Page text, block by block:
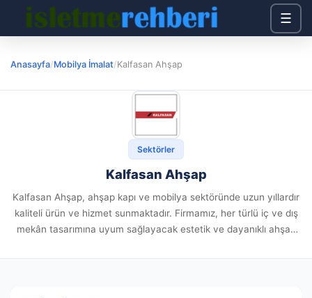
☰
Anasayfa/Mobilya İmalat/Kalfasan Ahşap
Sektörler
Kalfasan Ahşap
Kalfasan Ahşap, ahşap kapı ve mobilya sektöründe uzun yıllardır
kaliteli ürün ve hizmet sunmaktadır. Firmamız, her türlü iç ve dış
mekân tasarımına uyum sağlayacak estetik ve dayanıklı ahşap